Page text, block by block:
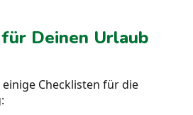
Deinen Urlaub
Checklisten für die